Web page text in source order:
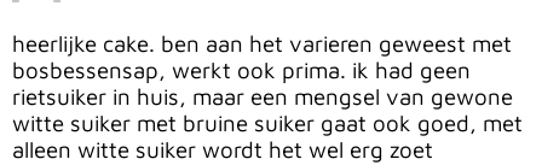
heerlijke cake. ben aan het varieren geweest met
bosbessensap, werkt ook prima. ik had geen
rietsuiker in huis, maar een mengsel van gewone
witte suiker met bruine suiker gaat ook goed, met
alleen witte suiker wordt het wel erg zoet